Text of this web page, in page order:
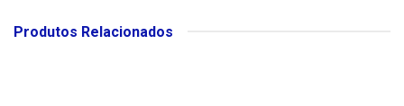
Produtos Relacionados